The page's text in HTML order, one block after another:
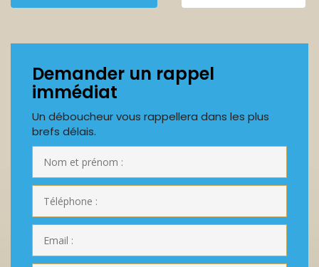
Demander un rappel
immédiat
Un déboucheur vous rappellera dans les plus
brefs délais.